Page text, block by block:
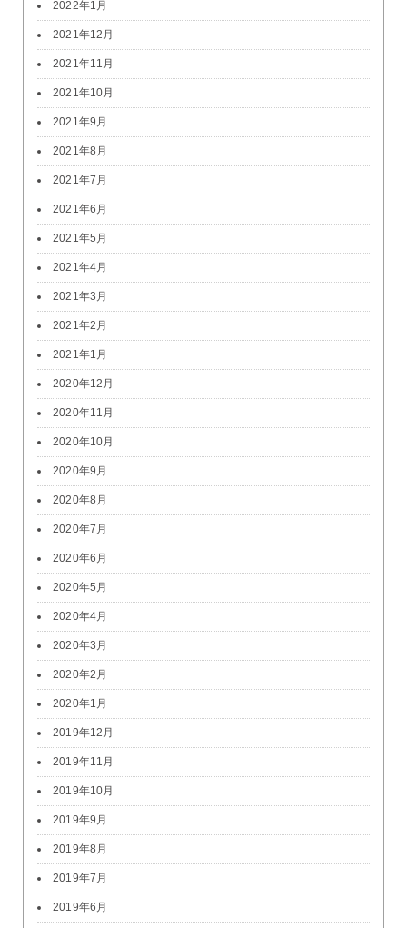
2022年1月
2021年12月
2021年11月
2021年10月
2021年9月
2021年8月
2021年7月
2021年6月
2021年5月
2021年4月
2021年3月
2021年2月
2021年1月
2020年12月
2020年11月
2020年10月
2020年9月
2020年8月
2020年7月
2020年6月
2020年5月
2020年4月
2020年3月
2020年2月
2020年1月
2019年12月
2019年11月
2019年10月
2019年9月
2019年8月
2019年7月
2019年6月